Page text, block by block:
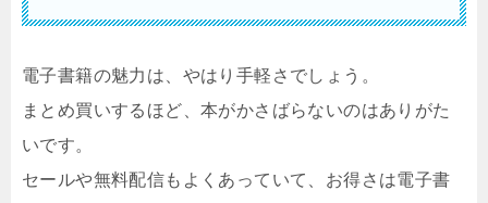
電子書籍の魅力は、やはり手軽さでしょう。
まとめ買いするほど、本がかさばらないのはありがた
いです。
セールや無料配信もよくあっていて、お得さは電子書